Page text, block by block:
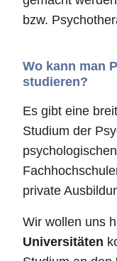
bzw.
Wo kann man
studieren?
Es gibt eine
Studium der
private
Wir wollen uns
Universitäten